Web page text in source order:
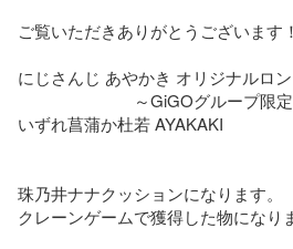
ご覧いただきありがとうございます！
にじさんじ あやかき オリジナルロ
～GiGOグループ限定
いずれ菖蒲か杜若 AYAKAKI
珠乃井ナナクッションになります。
クレーンゲームで獲得した物になり